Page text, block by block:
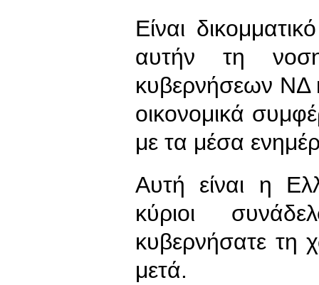
Είναι
αυτήν τη
κυβερνήσεων ΝΔ
οικονομικά
με τα μέσα
Αυτή είναι η
κύριοι
κυβερνήσατε τη
μετά.